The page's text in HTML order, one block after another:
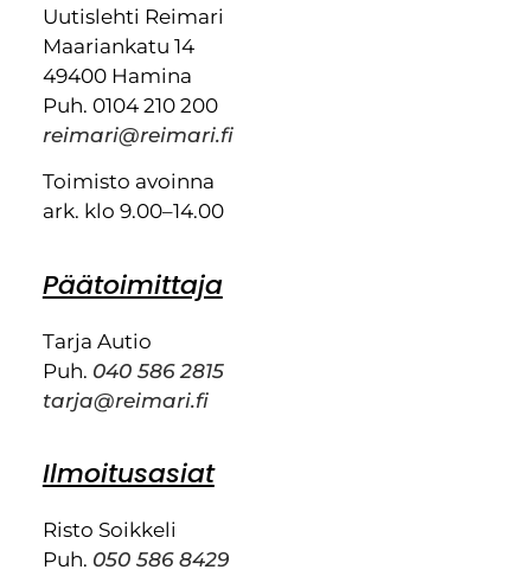
Uutislehti Reimari
Maariankatu 14
49400 Hamina
Puh. 0104 210 200
reimari@reimari.fi
Toimisto avoinna
ark. klo 9.00–14.00
Päätoimittaja
Tarja Autio
Puh. 040 586 2815
tarja@reimari.fi
Ilmoitusasiat
Risto Soikkeli
Puh. 050 586 8429